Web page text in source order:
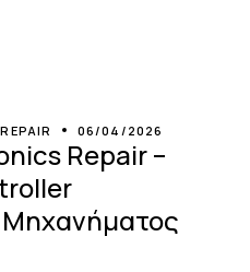
06/04/2026
Repair –
Μηχανήματος